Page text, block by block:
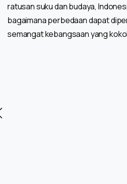
ratusan suku dan budaya,
bagaimana perbedaan dapat
semangat kebangsaan yang